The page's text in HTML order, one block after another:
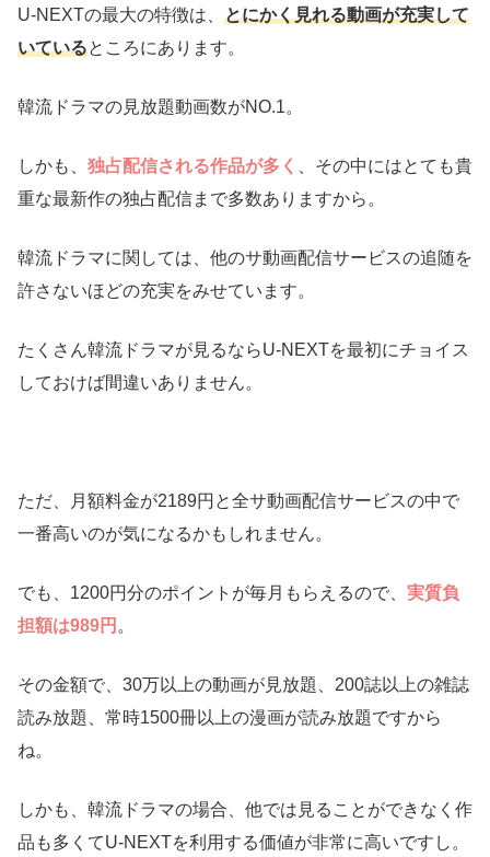
U-NEXTの最大の特徴は、 とにかく見れる動画が充実して
いているところにあります。
韓流ドラマの見放題動画数がNO.1。
しかも、 独占配信される作品が多く
、その中にはとても貴
重な最新作の独占配信まで多数ありますから。
韓流ドラマに関しては、他のサ動画配信サービスの追随を
許さないほどの充実をみせています。
たくさん韓流ドラマが見るならU-NEXTを最初にチョイス
しておけば間違いありません。
ただ、月額料金が2189円と全サ動画配信サービスの中で
一番高いのが気になるかもしれません。
でも、1200円分のポイントが毎月もらえるので、 実質負
担額は989円 。
その金額で、30万以上の動画が見放題、200誌以上の雑誌
読み放題、常時1500冊以上の漫画が読み放題ですから
ね。
しかも、韓流ドラマの場合、他では見ることができなく作
品も多くてU-NEXTを利用する価値が非常に高いですし。